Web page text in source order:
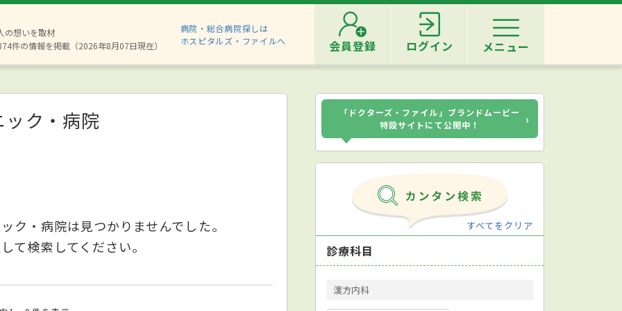
の想いを取材
件の情報を掲載（2026年8月07日現在）
病院・総合病院探しは
ホスピタルズ・ファイルへ
会員登録 ログイン メニュー
ク・病院
ク・病院は見つかりませんでした。
て検索してください。
「ドクターズ・ファイル」ブランドムービー
特設サイトにて公開中！
›
すべてをクリア
診療科目
漢方内科